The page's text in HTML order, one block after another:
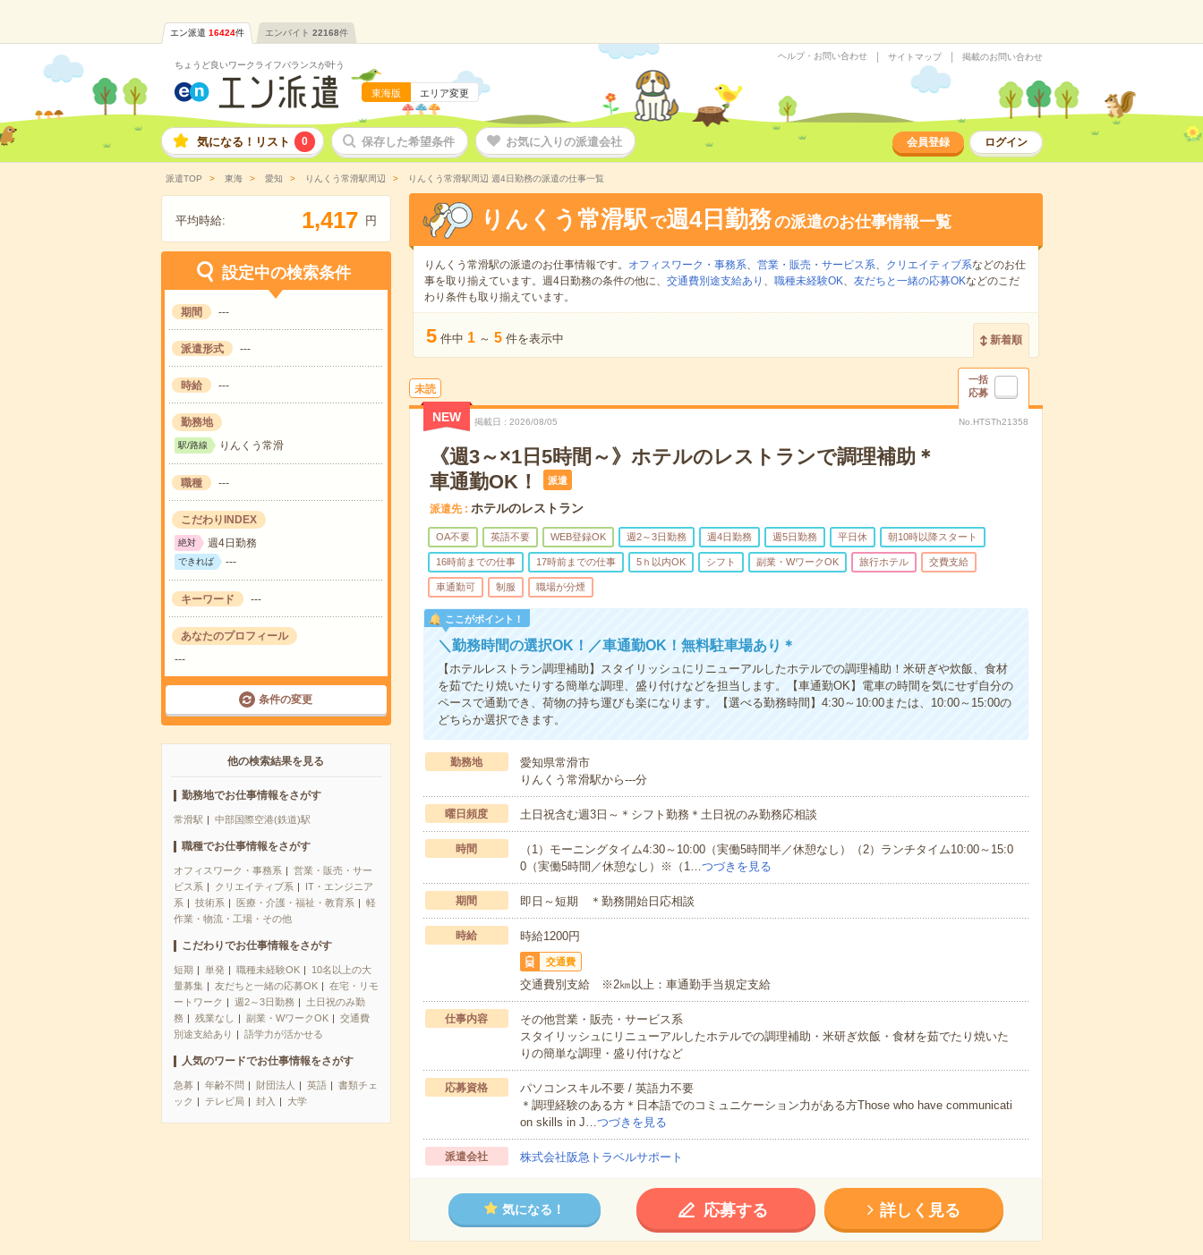
エン派遣 16424件 エンバイト 22168件
ちょうど良いワークライフバランスが叶う
東海版 エリア変更
ヘルプ・お問い合わせ サイトマップ 掲載のお問い合わせ
気になる！リスト 0 保存した希望条件 お気に入りの派遣会社 会員登録 ログイン
派遣TOP 東海 愛知 りんくう常滑駅周辺 りんくう常滑駅周辺 週4日勤務の派遣の仕事一覧
平均時給: 1,417 円
設定中の検索条件
期間 ---
派遣形式 ---
時給 ---
勤務地
駅/路線 りんくう常滑
職種 ---
こだわりINDEX
絶対 週4日勤務
できれば ---
キーワード ---
あなたのプロフィール
---
条件の変更
他の検索結果を見る
勤務地でお仕事情報をさがす
常滑駅 中部国際空港(鉄道)駅
職種でお仕事情報をさがす
オフィスワーク・事務系
営業・販売・サー
ビス系
クリエイティブ系
IT・エンジニア
系
技術系 医療・介護・福祉・教育系
軽
作業・物流・工場・その他
こだわりでお仕事情報をさがす
短期 単発 職種未経験OK
10名以上の大
量募集
友だちと一緒の応募OK
在宅・リモ
ートワーク
週2～3日勤務
土日祝のみ勤
務
残業なし 副業・WワークOK
交通費
別途支給あり
語学力が活かせる
人気のワードでお仕事情報をさがす
急募 年齢不問 財団法人 英語
書類チェ
ック
テレビ局 封入 大学
りんくう常滑駅 で週4日勤務の派遣のお仕事情報一覧
りんくう常滑駅の派遣のお仕事情報です。 オフィスワーク・事務系、 営業・販売・サービス系、 クリエイティブ系などのお仕
事を取り揃えています。週4日勤務の条件の他に、 交通費別途支給あり 、 職種未経験OK、 友だちと一緒の応募OKなどのこだ
わり条件も取り揃えています。
5 件中 1 ～ 5 件を表示中 新着順
未読
一括
応募
NEW 掲載日 2026/08/05 No.HTSTh21358
《週3～×1日5時間～》ホテルのレストランで調理補助＊
車通勤OK！
派遣
派遣先 ホテルのレストラン
OA不要 英語不要 WEB登録OK 週2～3日勤務 週4日勤務 週5日勤務 平日休 朝10時以降スタート
16時前までの仕事 17時前までの仕事 5ｈ以内OK シフト 副業・WワークOK 旅行ホテル 交費支給
車通勤可 制服 職場が分煙
ここがポイント！
＼勤務時間の選択OK！／車通勤OK！無料駐車場あり＊
【ホテルレストラン調理補助】スタイリッシュにリニューアルしたホテルでの調理補助！米研ぎや炊飯、食材
を茹でたり焼いたりする簡単な調理、盛り付けなどを担当します。【車通勤OK】電車の時間を気にせず自分の
ペースで通勤でき、荷物の持ち運びも楽になります。【選べる勤務時間】4:30～10:00または、10:00～15:00の
どちらか選択できます。
勤務地
愛知県常滑市
りんくう常滑駅から---分
曜日頻度 土日祝含む週3日～＊シフト勤務＊土日祝のみ勤務応相談
時間
（1）モーニングタイム4:30～10:00（実働5時間半／休憩なし）（2）ランチタイム10:00～15:0
0（実働5時間／休憩なし）※（1…つづきを見る
期間 即日～短期 ＊勤務開始日応相談
時給 時給1200円
交通費
交通費別支給 ※2㎞以上：車通勤手当規定支給
仕事内容
その他営業・販売・サービス系
スタイリッシュにリニューアルしたホテルでの調理補助・米研ぎ炊飯・食材を茹でたり焼いた
りの簡単な調理・盛り付けなど
応募資格
パソコンスキル不要 / 英語力不要
＊調理経験のある方＊日本語でのコミュニケーション力がある方Those who have communicati
on skills in J…つづきを見る
派遣会社 株式会社阪急トラベルサポート
気になる！ 応募する 詳しく見る